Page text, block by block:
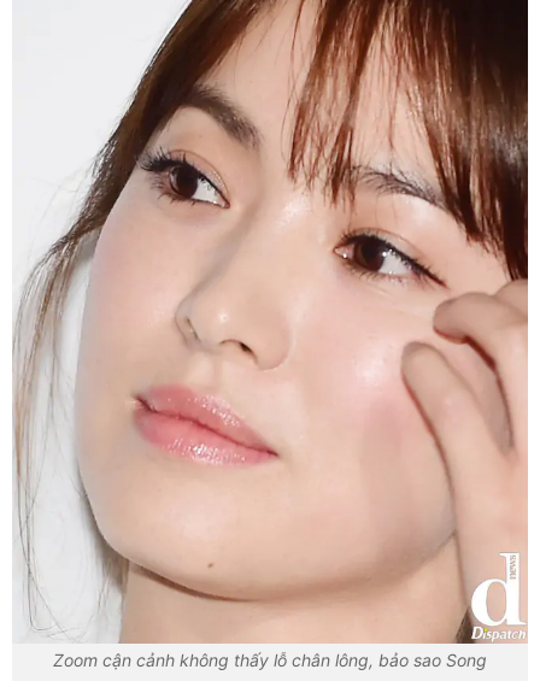
Zoom cận cảnh không thấy lỗ chân lông, bảo sao Song